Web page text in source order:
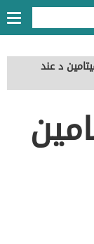
د عند